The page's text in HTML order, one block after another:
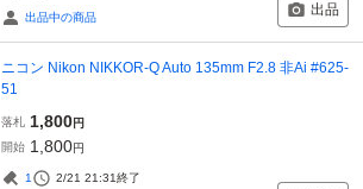
出品中の商品 出品
ニコン Nikon NIKKOR-Q Auto 135mm F2.8 非Ai #625-
51
落札 1,800円
開始 1,800円
1 2/21 21:31終了